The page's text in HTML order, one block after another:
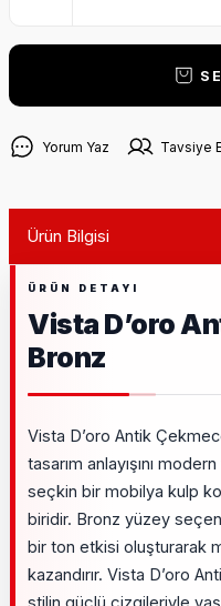
Yorum Yaz Tavsiye
Ürün Bilgisi
Vista D’oro
Bronz
Vista D’oro Antik
tasarım anlayışını
seçkin bir mobilya kulp
biridir. Bronz yüzey
bir ton etkisi oluşturarak
kazandırır. Vista D’oro
stilin güçlü çizgileriyle